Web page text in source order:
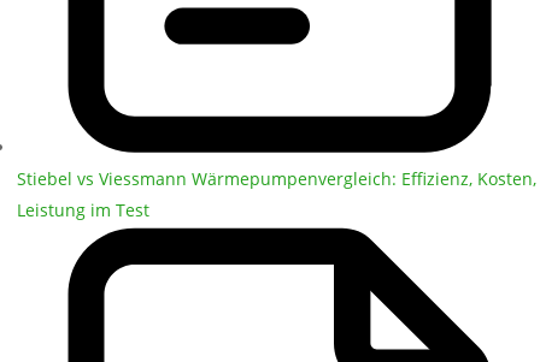
Stiebel vs Viessmann Wärmepumpenvergleich: Effizienz, Kosten,
Leistung im Test